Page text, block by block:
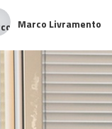
Marco Livramento